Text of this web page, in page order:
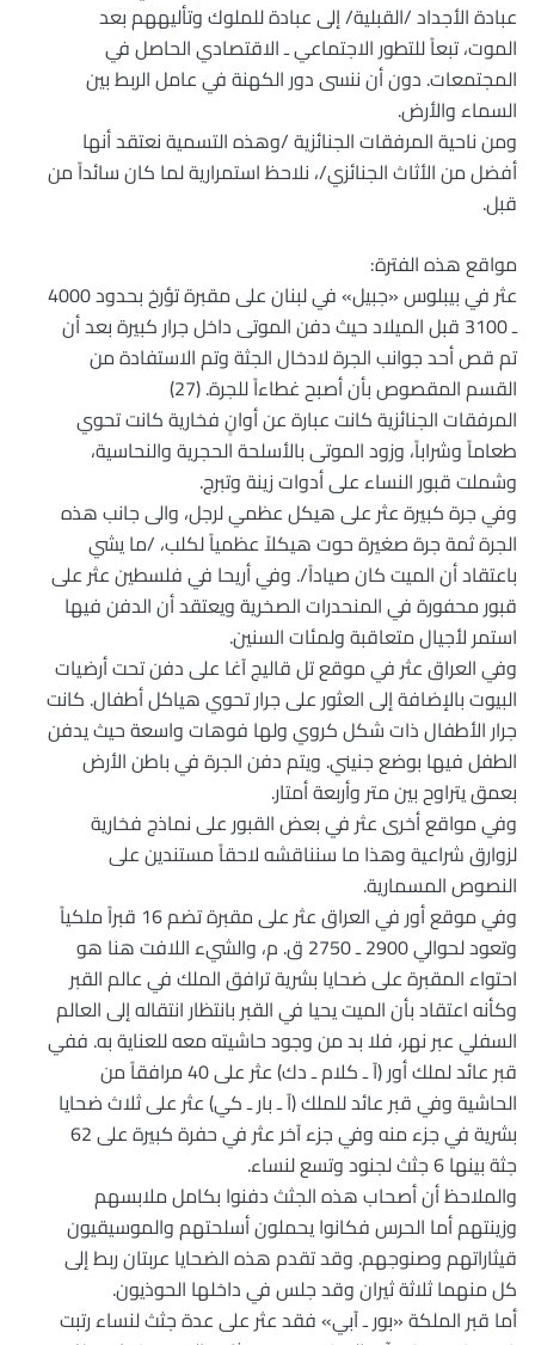
عبادة الأجداد /القبلية/ إلى عبادة للملوك وتأليههم بعد
الموت، تبعاً للتطور الاجتماعي ـ الاقتصادي الحاصل في
المجتمعات. دون أن ننسى دور الكهنة في عامل الربط بين
السماء والأرض.
ومن ناحية المرفقات الجنائزية /وهذه التسمية نعتقد أنها
أفضل من الأثاث الجنائزي/، نلاحظ استمرارية لما كان سائداً من
قبل.
مواقع هذه الفترة:
عثر في بيبلوس «جبيل» في لبنان على مقبرة تؤرخ بحدود 4000
ـ 3100 قبل الميلاد حيث دفن الموتى داخل جرار كبيرة بعد أن
تم قص أحد جوانب الجرة لادخال الجثة وتم الاستفادة من
القسم المقصوص بأن أصبح غطاءاً للجرة. (27)
المرفقات الجنائزية كانت عبارة عن أوانٍ فخارية كانت تحوي
طعاماً وشراباً، وزود الموتى بالأسلحة الحجرية والنحاسية،
وشملت قبور النساء على أدوات زينة وتبرج.
وفي جرة كبيرة عثر على هيكل عظمي لرجل، والى جانب هذه
الجرة ثمة جرة صغيرة حوت هيكلاً عظمياً لكلب، /ما يشي
باعتقاد أن الميت كان صياداً/. وفي أريحا في فلسطين عثر على
قبور محفورة في المنحدرات الصخرية ويعتقد أن الدفن فيها
استمر لأجيال متعاقبة ولمئات السنين.
وفي العراق عثر في موقع تل قاليج آغا على دفن تحت أرضيات
البيوت بالإضافة إلى العثور على جرار تحوي هياكل أطفال. كانت
جرار الأطفال ذات شكل كروي ولها فوهات واسعة حيث يدفن
الطفل فيها بوضع جنيني. ويتم دفن الجرة في باطن الأرض
بعمق يتراوح بين متر وأربعة أمتار.
وفي مواقع أخرى عثر في بعض القبور على نماذج فخارية
لزوارق شراعية وهذا ما سنناقشه لاحقاً مستندين على
النصوص المسمارية.
وفي موقع أور في العراق عثر على مقبرة تضم 16 قبراً ملكياً
وتعود لحوالي 2900 ـ 2750 ق. م، والشيء اللافت هنا هو
احتواء المقبرة على ضحايا بشرية ترافق الملك في عالم القبر
وكأنه اعتقاد بأن الميت يحيا في القبر بانتظار انتقاله إلى العالم
السفلي عبر نهر، فلا بد من وجود حاشيته معه للعناية به. ففي
قبر عائد لملك أور (آ ـ كلام ـ دك) عثر على 40 مرافقاً من
الحاشية وفي قبر عائد للملك (آ ـ بار ـ كي) عثر على ثلاث ضحايا
بشرية في جزء منه وفي جزء آخر عثر في حفرة كبيرة على 62
جثة بينها 6 جثث لجنود وتسع لنساء.
والملاحظ أن أصحاب هذه الجثث دفنوا بكامل ملابسهم
وزينتهم أما الحرس فكانوا يحملون أسلحتهم والموسيقيون
قيثاراتهم وصنوجهم. وقد تقدم هذه الضحايا عربتان ربط إلى
كل منهما ثلاثة ثيران وقد جلس في داخلها الحوذيون.
أما قبر الملكة «بور ـ آبي» فقد عثر على عدة جثث لنساء رتبت